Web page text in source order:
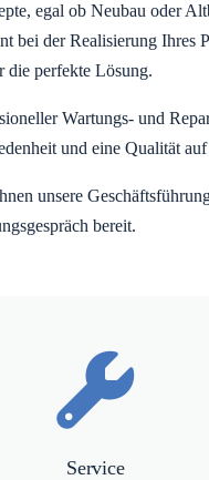
egal ob Neubau oder
bei der Realisierung
die perfekte Lösung.
Wartungs- und
und eine Qualität
unsere
bereit.
Service